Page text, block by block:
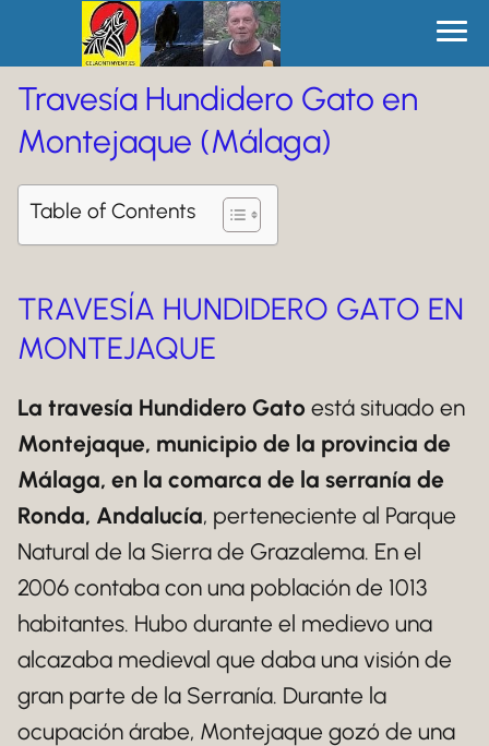
Travesía Hundidero Gato en
Montejaque (Málaga)
Table of Contents
TRAVESÍA HUNDIDERO GATO EN
MONTEJAQUE
La travesía Hundidero Gato está situado en
Montejaque, municipio de la provincia de
Málaga, en la comarca de la serranía de
Ronda, Andalucía, perteneciente al Parque
Natural de la Sierra de Grazalema. En el
2006 contaba con una población de 1013
habitantes. Hubo durante el medievo una
alcazaba medieval que daba una visión de
gran parte de la Serranía. Durante la
ocupación árabe, Montejaque gozó de una